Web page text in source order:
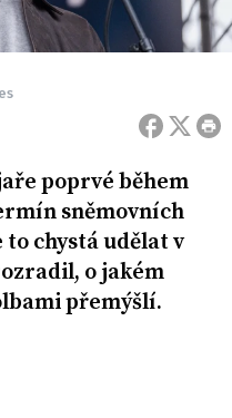
poprvé během
sněmovních
to chystá udělat v
o jakém
přemýšlí.